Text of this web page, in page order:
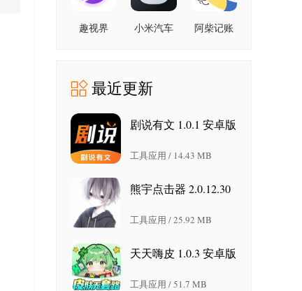
趣视界
小米汽车
阿柴记账
最近更新
剧说有文 1.0.1 安卓版
工具应用 / 14.43 MB
熊宇点击器 2.0.12.30
工具应用 / 25.92 MB
天天嗨皮 1.0.3 安卓版
工具应用 / 51.7 MB